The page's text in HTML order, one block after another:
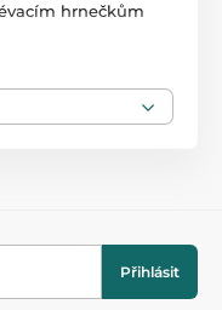
hrnečkům
Přihlásit